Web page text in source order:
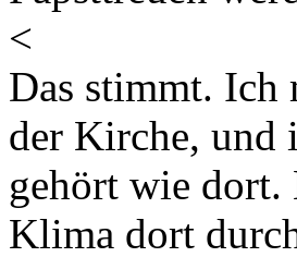
<
Das stimmt. Ich
der Kirche, und
gehört wie dort.
Klima dort